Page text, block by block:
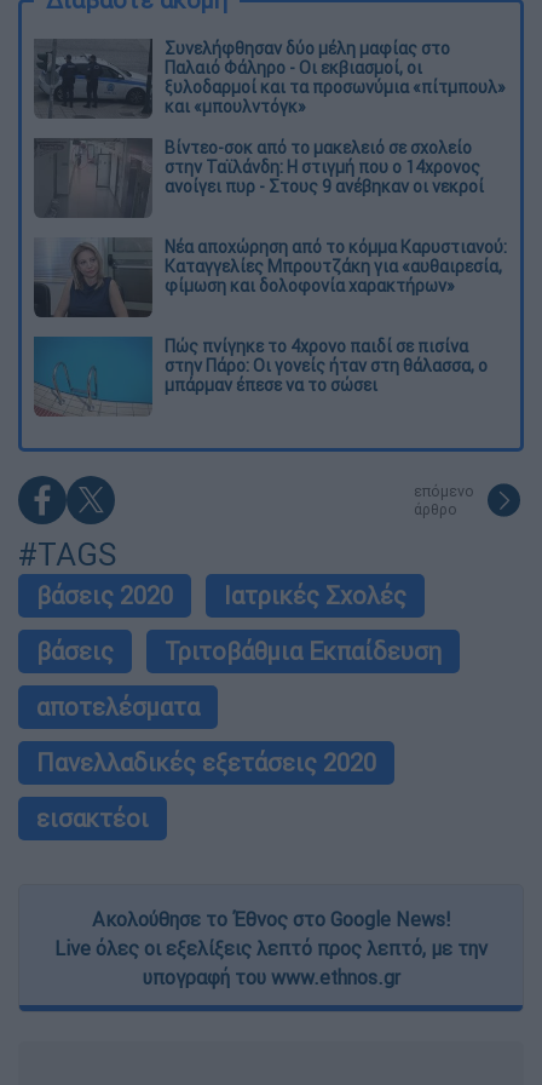
Συνελήφθησαν δύο μέλη μαφίας στο
Παλαιό Φάληρο - Οι εκβιασμοί, οι
ξυλοδαρμοί και τα προσωνύμια «πίτμπουλ»
και «μπουλντόγκ»
Βίντεο-σοκ από το μακελειό σε σχολείο
στην Ταϊλάνδη: Η στιγμή που ο 14χρονος
ανοίγει πυρ - Στους 9 ανέβηκαν οι νεκροί
Νέα αποχώρηση από το κόμμα Καρυστιανού:
Καταγγελίες Μπρουτζάκη για «αυθαιρεσία,
φίμωση και δολοφονία χαρακτήρων»
Πώς πνίγηκε το 4χρονο παιδί σε πισίνα
στην Πάρο: Οι γονείς ήταν στη θάλασσα, ο
μπάρμαν έπεσε να το σώσει
επόμενο
άρθρο
#TAGS
βάσεις 2020
Ιατρικές Σχολές
βάσεις
Τριτοβάθμια Εκπαίδευση
αποτελέσματα
Πανελλαδικές εξετάσεις 2020
εισακτέοι
Ακολούθησε το Έθνος στο Google News!
Live όλες οι εξελίξεις λεπτό προς λεπτό, με την
υπογραφή του www.ethnos.gr